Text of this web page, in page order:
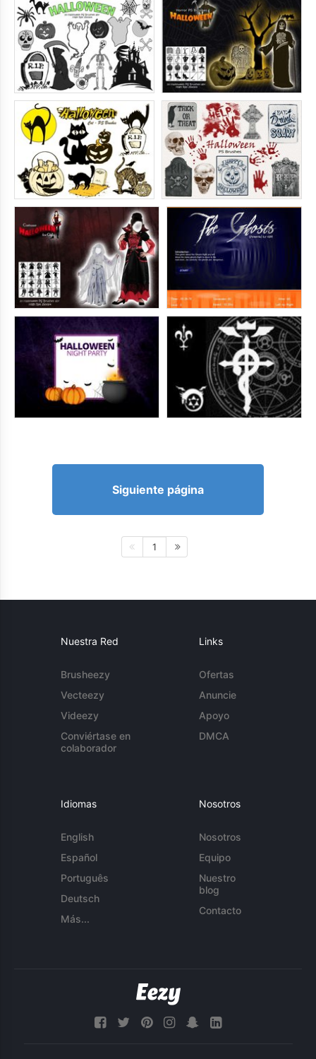
Siguiente página
1
Nuestra Red
Brusheezy
Vecteezy
Videezy
Conviértase en
colaborador
Links
Ofertas
Anuncie
Apoyo
DMCA
Idiomas
English
Español
Português
Deutsch
Más...
Nosotros
Nosotros
Equipo
Nuestro
blog
Contacto